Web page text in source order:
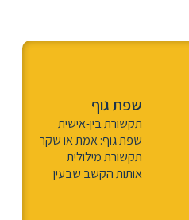
שפת גוף
תקשורת בין-אישית
שפת גוף: אמת או שקר
תקשורת מילולית
אותות הקשב שבעין